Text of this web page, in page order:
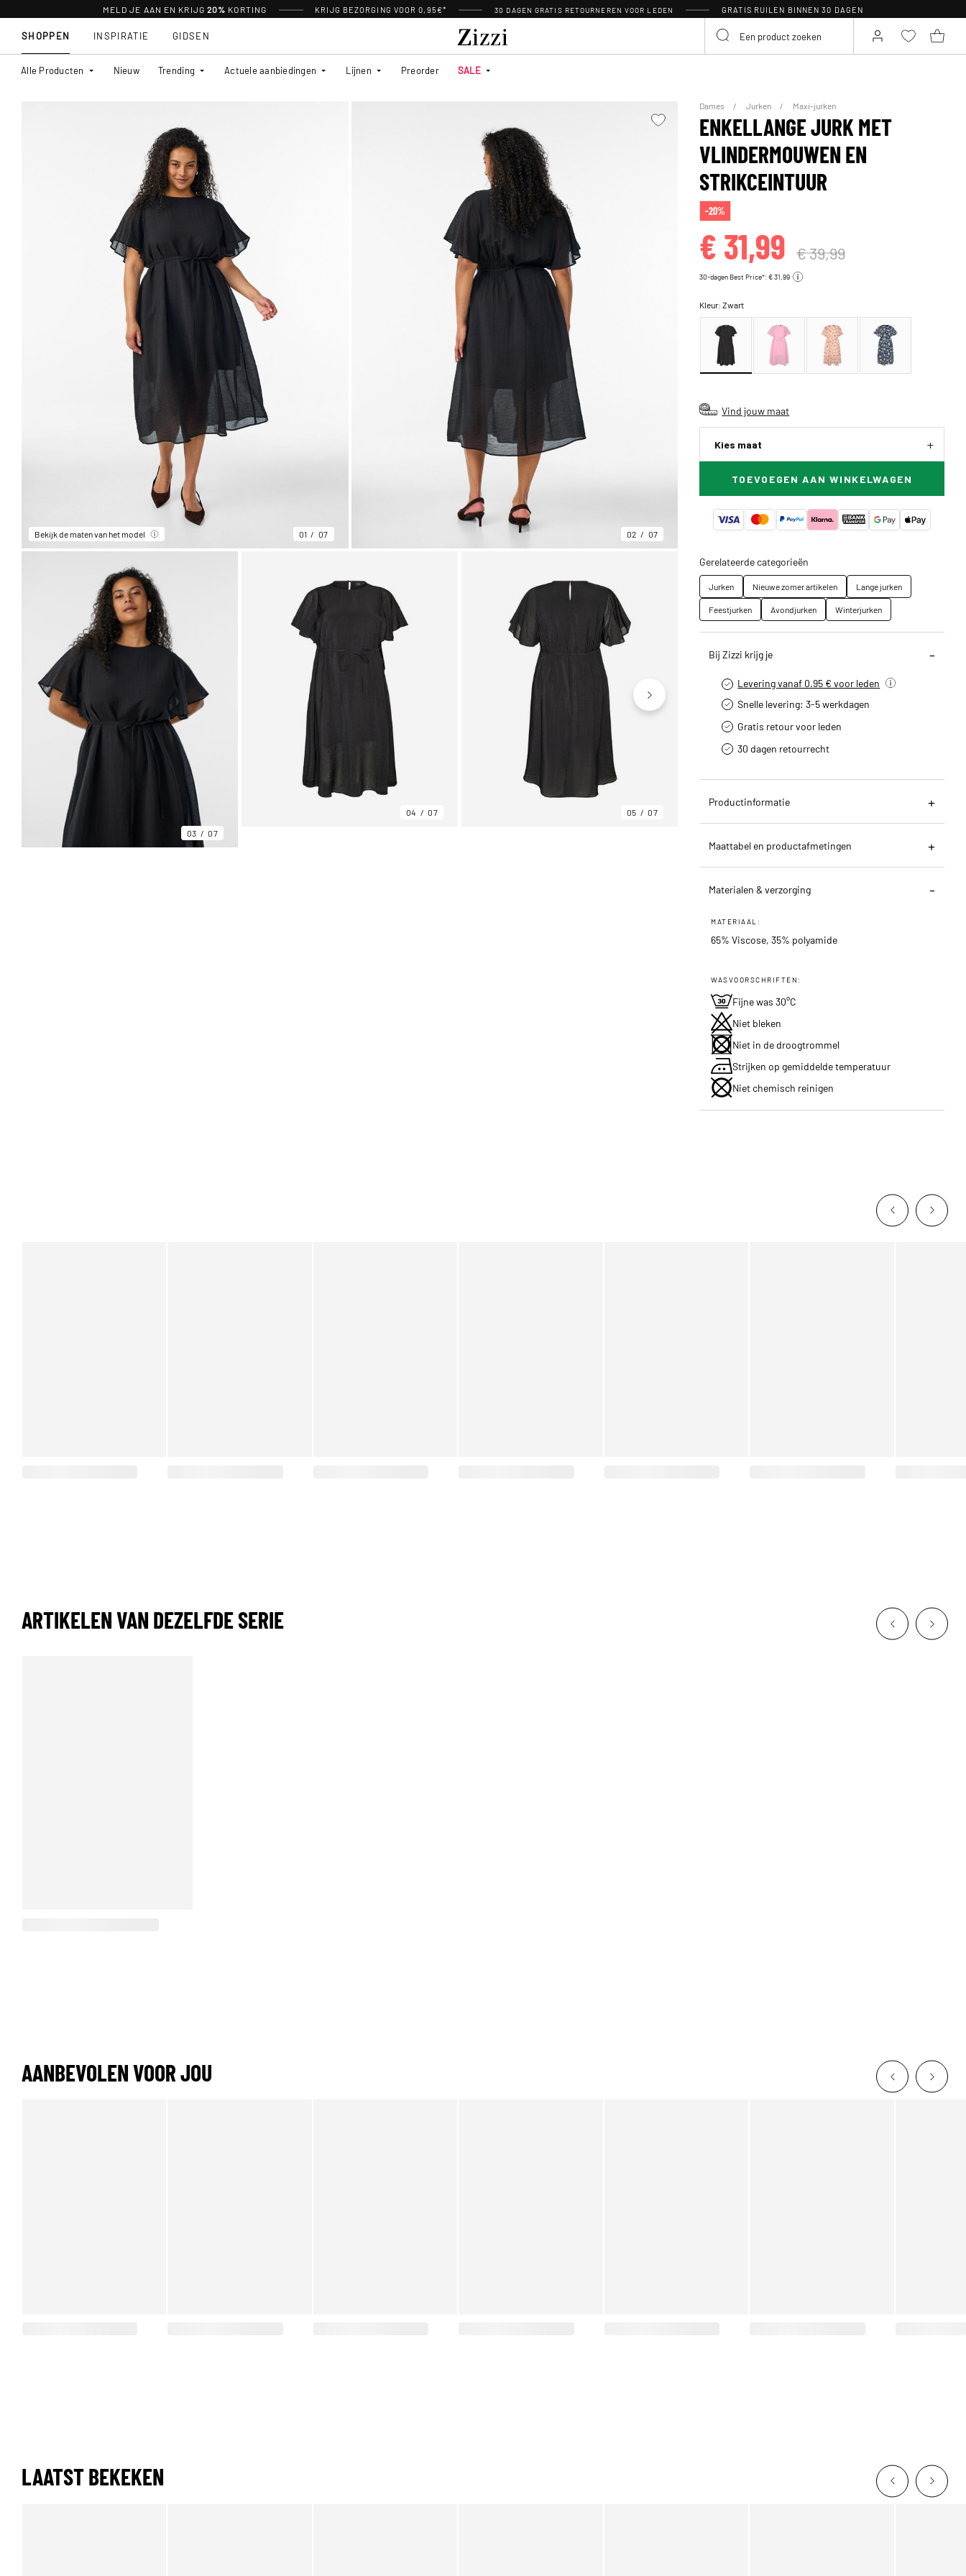
MELD JE AAN EN KRIJG 20% KORTING KRIJG BEZORGING VOOR 0,95€* 30 DAGEN GRATIS RETOURNEREN VOOR LEDEN GRATIS RUILEN BINNEN 30 DAGEN
SHOPPEN
Alle Producten Nieuw Trending Actuele aanbiedingen Lijnen Preorder SALE
INSPIRATIE GIDSEN
Bekijk de maten van het model 01 07 02 07
03 07
04 07 05 07
Dames Jurken Maxi-jurken
ENKELLANGE JURK MET
VLINDERMOUWEN EN
STRIKCEINTUUR
-20%
€ 31,99 € 39,99
30-dagen Best Price*: € 31,99
Kleur:Zwart
Vind jouw maat
Kies maat
TOEVOEGEN AAN WINKELWAGEN
Gerelateerde categorieën
Jurken Nieuwe zomer artikelen
Lange jurken
Feestjurken
Avondjurken Winterjurken
Bij Zizzi krijg je
Levering vanaf 0.95 € voor leden
Snelle levering: 3-5 werkdagen
Gratis retour voor leden
30 dagen retourrecht­
Productinformatie
Maattabel en productafmetingen
Materialen & verzorging
MATERIAAL:
65% Viscose, 35% polyamide
WASVOORSCHRIFTEN:
Fijne was 30°C
Niet bleken
Niet in de droogtrommel
Strijken op gemiddelde temperatuur
Niet chemisch reinigen
ARTIKELEN VAN DEZELFDE SERIE
AANBEVOLEN VOOR JOU
LAATST BEKEKEN